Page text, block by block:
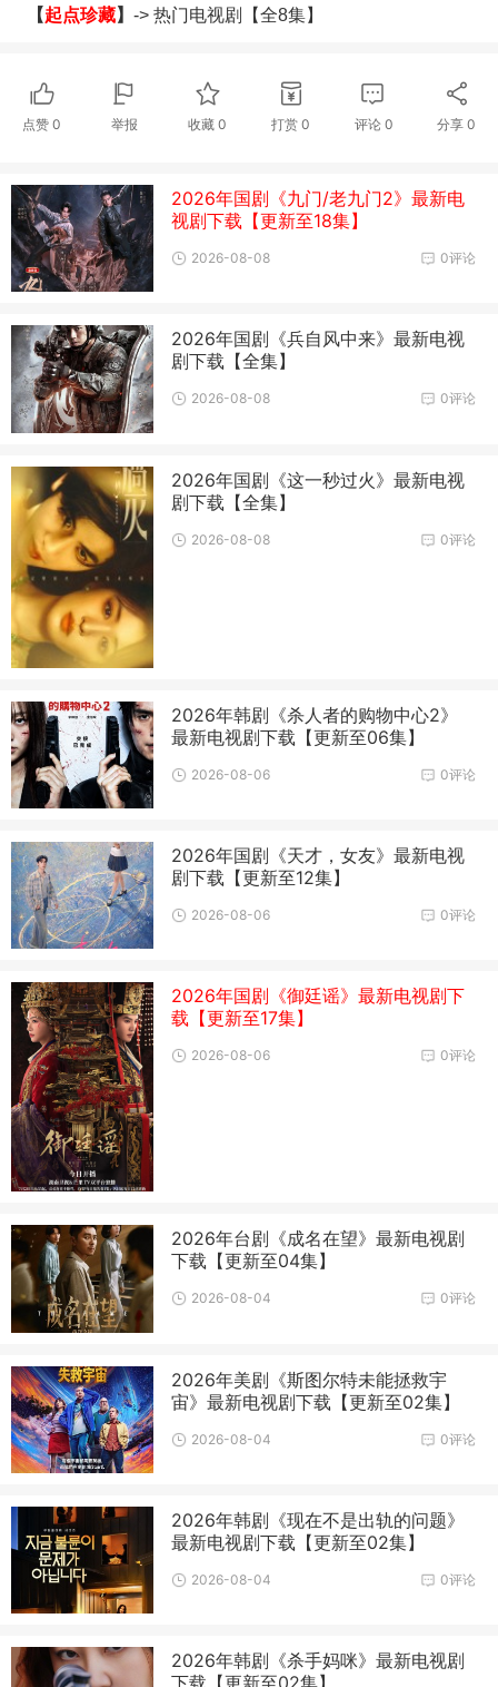
【起点珍藏】 -> 热门电视剧 【全8集】
点赞 0 举报 收藏0 打赏 0 评论 0 分享0
2026年国剧《九门/老九门2》最新电
视剧下载【更新至18集】
0评论
2026-08-08
2026年国剧《兵自风中来》最新电视
剧下载【全集】
0评论
2026-08-08
2026年国剧《这一秒过火》最新电视
剧下载【全集】
0评论
2026-08-08
2026年韩剧《杀人者的购物中心2》
最新电视剧下载【更新至06集】
0评论
2026-08-06
2026年国剧《天才，女友》最新电视
剧下载【更新至12集】
0评论
2026-08-06
2026年国剧《御廷谣》最新电视剧下
载【更新至17集】
0评论
2026-08-06
2026年台剧《成名在望》最新电视剧
下载【更新至04集】
0评论
2026-08-04
2026年美剧《斯图尔特未能拯救宇
宙》最新电视剧下载【更新至02集】
0评论
2026-08-04
2026年韩剧《现在不是出轨的问题》
最新电视剧下载【更新至02集】
0评论
2026-08-04
2026年韩剧《杀手妈咪》最新电视剧